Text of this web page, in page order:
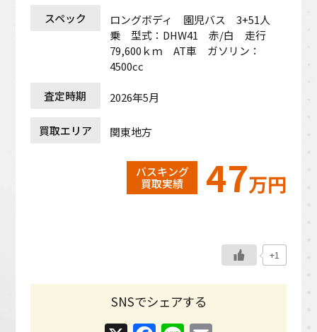
スペック
ロングボディ 園児バス 3+51人
乗 型式：DHW41 赤/白 走行
79,600ｋｍ AT車 ガソリン：
4500cc
査定時期 2026年5月
買取エリア 関東地方
バスキング
買取実績
47万円
+1
SNSでシェアする